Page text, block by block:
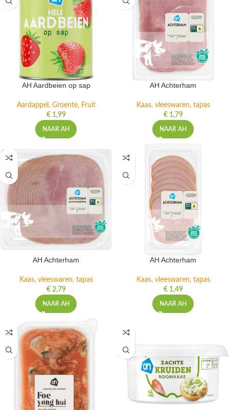
AH Aardbeien op sap
Aardappel, Groente, Fruit
€1,99
NAAR AH
AH Achterham
Kaas, vleeswaren, tapas
€1,79
NAAR AH
AH Achterham
Kaas, vleeswaren, tapas
€2,79
NAAR AH
AH Achterham
Kaas, vleeswaren, tapas
€1,49
NAAR AH